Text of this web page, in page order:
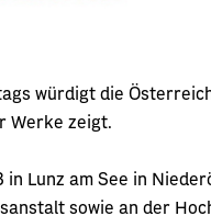
würdigt die
Werke zeigt.
in Lunz am See in
sowie an der